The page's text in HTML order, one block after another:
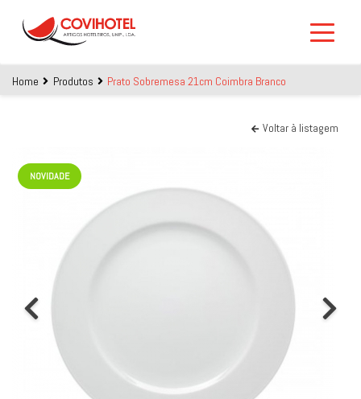
Home Produtos Prato Sobremesa 21cm Coimbra Branco
Voltar à listagem
NOVIDADE